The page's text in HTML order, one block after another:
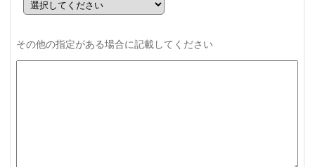
その他の指定がある場合に記載してください